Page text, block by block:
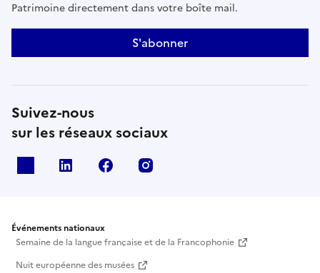
Patrimoine directement dans votre boîte mail.
S'abonner
Suivez-nous
sur les réseaux sociaux
Linkedin Facebook
Événements nationaux
Semaine de la langue française et de la Francophonie
Nuit européenne des musées